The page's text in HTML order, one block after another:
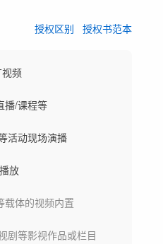
授权区别 授权书范本
频
播/课程等
活动现场演播
放
载体的视频内置
剧等影视作品或栏目